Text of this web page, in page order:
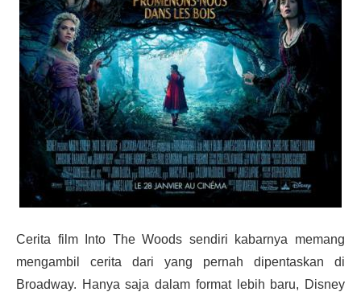
Cerita film Into The Woods sendiri kabarnya memang
mengambil cerita dari yang pernah dipentaskan di
Broadway. Hanya saja dalam format lebih baru, Disney